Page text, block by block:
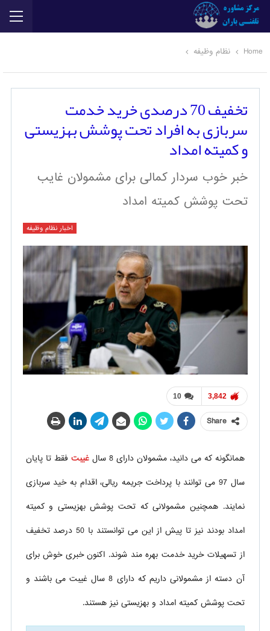
Home نظام وظیفه
تخفیف 70 درصدی خرید خدمت
سربازی به افراد تحت پوشش بهزیستی
و کمیته امداد
خبر خوب سردار کمالی برای مشمولان غایب
تحت پوشش کمیته امداد
اخبار نظام وظیفه
10 3,842
Share
همانگونه که می دانید، مشمولان دارای 8 سال غیبت فقط تا پایان
سال 97 می توانند با پرداخت جریمه ریالی، اقدام به خید سربازی
نمایند. همچنین مشمولانی که تحت پوشش بهزیستی و کمیته
امداد بودند نیز تا پیش از این می توانستند با 50 درصد تخفیف
از تسهیلات خرید خدمت بهره مند شوند. اکنون خبری خوش برای
آن دسته از مشمولانی داریم که دارای 8 سال غیبت می باشند و
تحت پوشش کمیته امداد و بهزیستی نیز هستند.